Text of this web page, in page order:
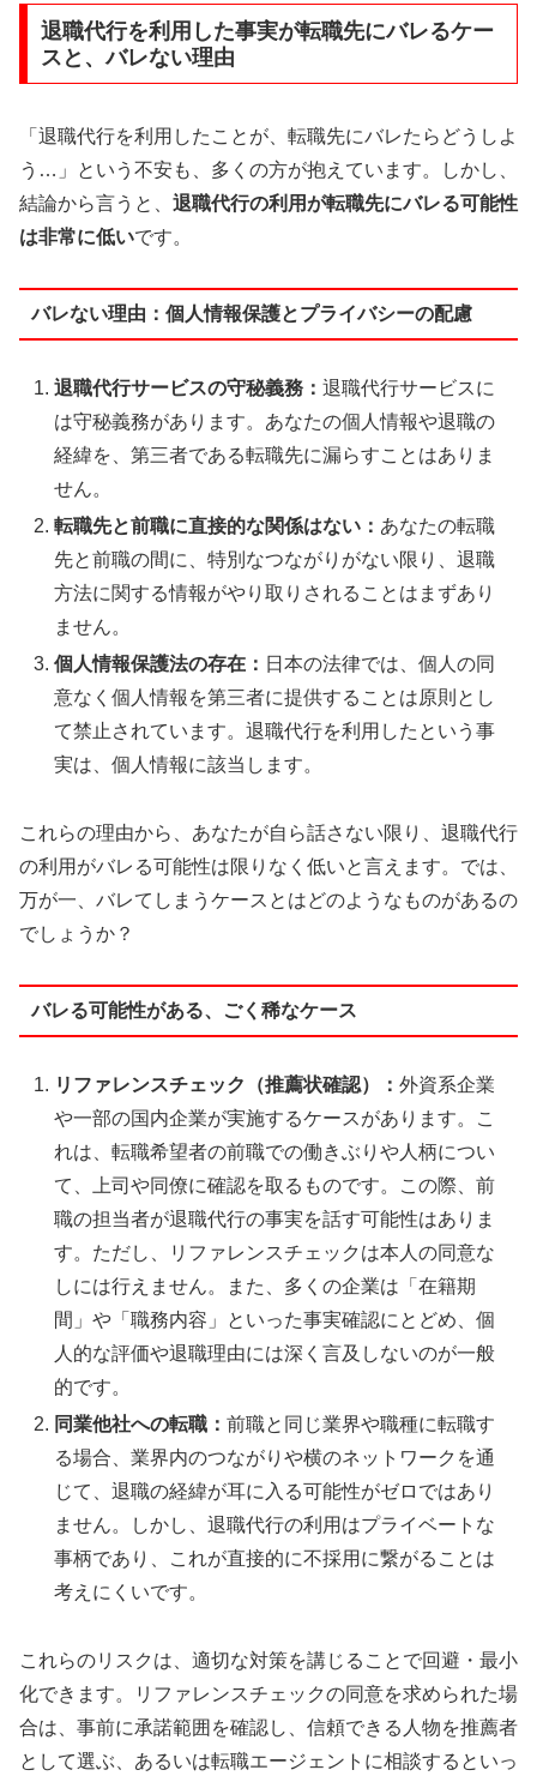
退職代行を利用した事実が転職先にバレるケー
スと、バレない理由
「退職代行を利用したことが、転職先にバレたらどうしよ
う…」という不安も、多くの方が抱えています。しかし、
結論から言うと、 退職代行の利用が転職先にバレる可能性
は非常に低いです。
バレない理由：個人情報保護とプライバシーの配慮
退職代行サービスの守秘義務：退職代行サービスに
は守秘義務があります。あなたの個人情報や退職の
経緯を、第三者である転職先に漏らすことはありま
せん。
転職先と前職に直接的な関係はない： あなたの転職
先と前職の間に、特別なつながりがない限り、退職
方法に関する情報がやり取りされることはまずあり
ません。
個人情報保護法の存在： 日本の法律では、個人の同
意なく個人情報を第三者に提供することは原則とし
て禁止されています。退職代行を利用したという事
実は、個人情報に該当します。
これらの理由から、あなたが自ら話さない限り、退職代行
の利用がバレる可能性は限りなく低いと言えます。では、
万が一、バレてしまうケースとはどのようなものがあるの
でしょうか？
バレる可能性がある、ごく稀なケース
リファレンスチェック（推薦状確認）：外資系企業
や一部の国内企業が実施するケースがあります。こ
れは、転職希望者の前職での働きぶりや人柄につい
て、上司や同僚に確認を取るものです。この際、前
職の担当者が退職代行の事実を話す可能性はありま
す。ただし、リファレンスチェックは本人の同意な
しには行えません。また、多くの企業は「在籍期
間」や「職務内容」といった事実確認にとどめ、個
人的な評価や退職理由には深く言及しないのが一般
的です。
同業他社への転職：前職と同じ業界や職種に転職す
る場合、業界内のつながりや横のネットワークを通
じて、退職の経緯が耳に入る可能性がゼロではあり
ません。しかし、退職代行の利用はプライベートな
事柄であり、これが直接的に不採用に繋がることは
考えにくいです。
これらのリスクは、適切な対策を講じることで回避・最小
化できます。リファレンスチェックの同意を求められた場
合は、事前に承諾範囲を確認し、信頼できる人物を推薦者
として選ぶ、あるいは転職エージェントに相談するといっ